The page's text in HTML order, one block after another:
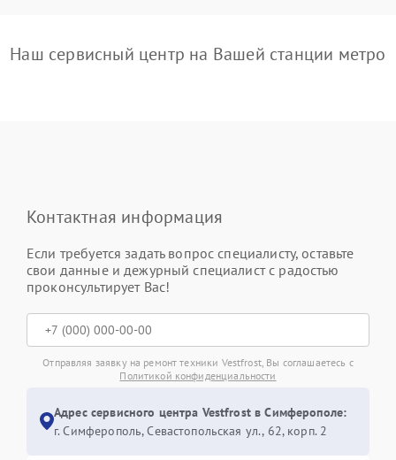
Наш сервисный центр на Вашей станции метро
Контактная информация
Если требуется задать вопрос специалисту, оставьте
свои данные и дежурный специалист с радостью
проконсультирует Вас!
Отправляя заявку на ремонт техники Vestfrost, Вы соглашаетесь с
Политикой конфиденциальности
Адрес сервисного центра Vestfrost в Симферополе:
г. Симферополь, Севастопольская ул., 62, корп. 2